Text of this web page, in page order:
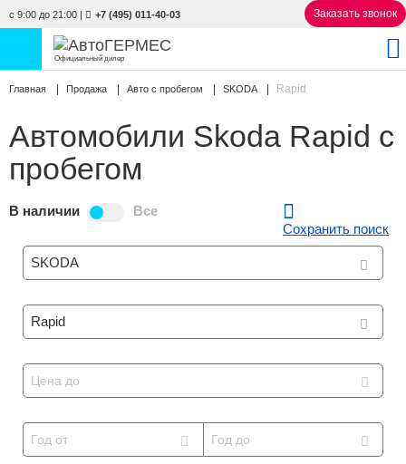
с 9:00 до 21:00 | +7 (495) 011-40-03 Заказать звонок
Официальный дилер
НОВЫЕ АВТОМОБИЛИ 4763 авто
С ПРОБЕГОМ 838 авто
СЕРВИС
УСЛУГИ
АКЦИИ
О КОМПАНИИ
Избранное
Сравнение
Главная Продажа Авто с пробегом SKODA Rapid
Автомобили Skoda Rapid с
пробегом
В наличии
Все
Сохранить поиск
SKODA
Rapid
Цена до
Год от Год до